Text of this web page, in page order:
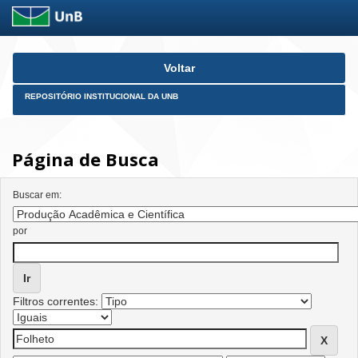
Skip
Voltar
REPOSITÓRIO INSTITUCIONAL DA UNB
Página de Busca
Buscar em:
por
Filtros correntes: